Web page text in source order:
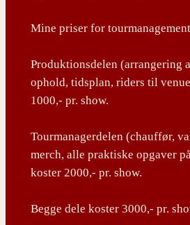
Mine priser for
Produktionsdelen (arrangering
ophold, tidsplan, riders til
1000,- pr. show.
Tourmanagerdelen (chauffør,
merch, alle praktiske opgaver
koster 2000,- pr. show.
Begge dele koster 3000,- pr.